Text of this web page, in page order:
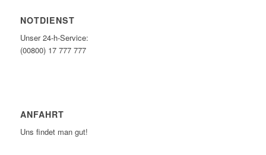
NOTDIENST
Unser 24-h-Service:
(00800) 17 777 777
ANFAHRT
Uns findet man gut!